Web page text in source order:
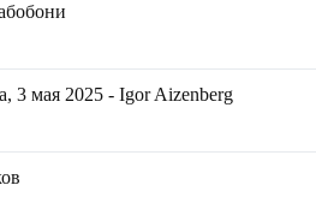
3 мая 2025 - Igor Aizenberg